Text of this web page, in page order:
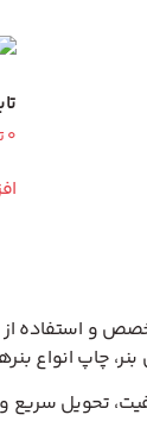
0
تخصص و استفاده
چاپ انواع
تحویل